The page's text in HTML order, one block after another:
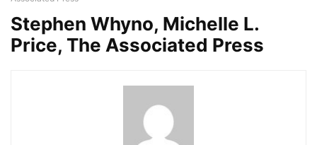
Stephen Whyno, Michelle L.
Price, The Associated Press